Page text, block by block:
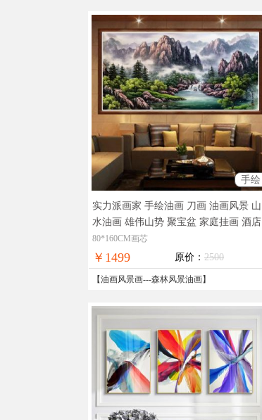
手绘
实力派画家 手绘油画 刀画 油画风景 山
水油画 雄伟山势 聚宝盆 家庭挂画 酒店
挂画 办公室挂画
在线支付，全国免邮
80*160CM画芯
￥1499 原价： 2500
【油画风景画---森林风景油画】